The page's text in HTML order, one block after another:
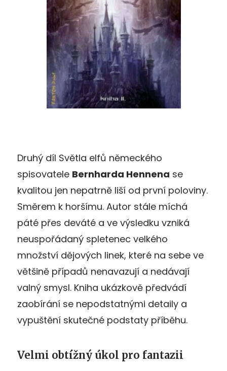
Druhý díl Světla elfů německého
spisovatele Bernharda Hennena se
kvalitou jen nepatrně liší od první poloviny.
Směrem k horšímu. Autor stále míchá
páté přes deváté a ve výsledku vzniká
neuspořádaný spletenec velkého
množství dějových linek, které na sebe ve
většině případů nenavazují a nedávají
valný smysl. Kniha ukázkově předvádí
zaobírání se nepodstatnými detaily a
vypuštění skutečné podstaty příběhu.
Velmi obtížný úkol pro fantazii